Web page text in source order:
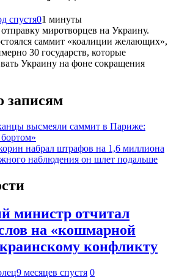
спустя01 минуты
миротворцев на Украину.
саммит «коалиции желающих»,
30 государств, которые
Украину на фоне сокращения
записям
высмеяли саммит в Париже:
бортом»
набрал штрафов на 1,6 миллиона
наблюдения он шлет подальше
министр отчитал
на «кошмарной
конфликту
9 месяцев спустя 0